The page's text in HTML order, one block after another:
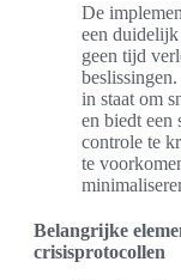
De
een
geen tijd
in staat om
en biedt een
controle te
te
Belangrijke
crisisprotocollen